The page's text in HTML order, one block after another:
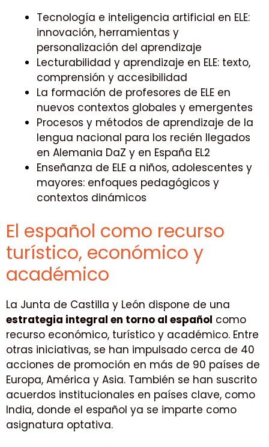
Tecnología e inteligencia artificial en ELE:
innovación, herramientas y
personalización del aprendizaje
Lecturabilidad y aprendizaje en ELE: texto,
comprensión y accesibilidad
La formación de profesores de ELE en
nuevos contextos globales y emergentes
Procesos y métodos de aprendizaje de la
lengua nacional para los recién llegados
en Alemania DaZ y en España EL2
Enseñanza de ELE a niños, adolescentes y
mayores: enfoques pedagógicos y
contextos dinámicos
El español como recurso
turístico, económico y
académico
La Junta de Castilla y León dispone de una
estrategia integral en torno al español como
recurso económico, turístico y académico. Entre
otras iniciativas, se han impulsado cerca de 40
acciones de promoción en más de 90 países de
Europa, América y Asia. También se han suscrito
acuerdos institucionales en países clave, como
India, donde el español ya se imparte como
asignatura optativa.